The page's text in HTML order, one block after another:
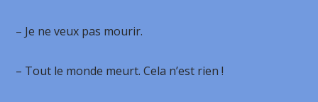
– Je ne veux pas mourir.
– Tout le monde meurt. Cela n’est rien !